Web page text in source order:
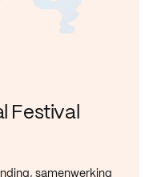
Festival
samenwerking